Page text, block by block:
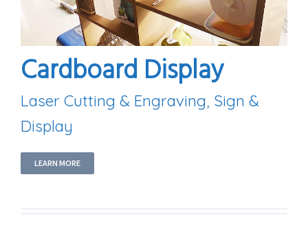
Cardboard Display
Laser Cutting & Engraving, Sign &
Display
LEARN MORE